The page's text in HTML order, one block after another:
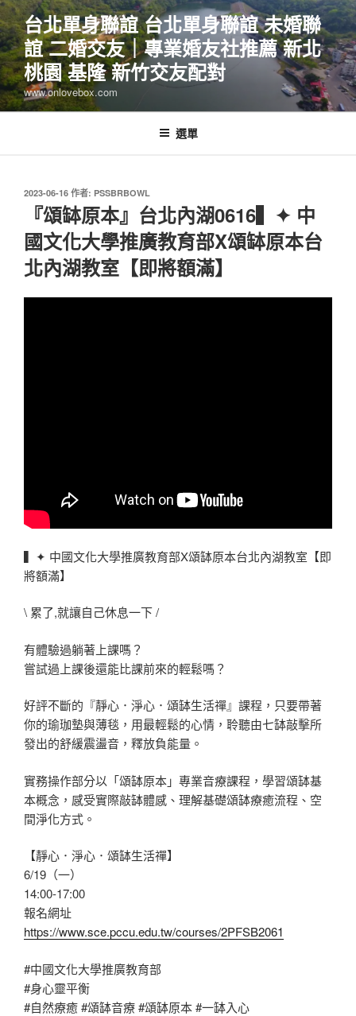
跳
至
主
要
內
容
台北單身聯誼 台北單身聯誼 未婚聯
誼 二婚交友｜專業婚友社推薦 新北
桃園 基隆 新竹交友配對
www.onlovebox.com
選單
發
2023-06-16 作者: PSSBRBOWL
『頌缽原本』台北內湖0616▍✦ 中
國文化大學推廣教育部X頌缽原本台
北內湖教室【即將額滿】
▍✦ 中國文化大學推廣教育部X頌缽原本台北內湖教室【即
將額滿】
\ 累了,就讓自己休息一下 /
有體驗過躺著上課嗎？
嘗試過上課後還能比課前來的輕鬆嗎？
好評不斷的『靜心．淨心．頌缽生活禪』課程，只要帶著
你的瑜珈墊與薄毯，用最輕鬆的心情，聆聽由七缽敲擊所
發出的舒緩震盪音，釋放負能量。
實務操作部分以「頌缽原本」專業音療課程，學習頌缽基
本概念，感受實際敲缽體感、理解基礎頌缽療癒流程、空
間淨化方式。
【靜心．淨心．頌缽生活禪】
6/19（一）
14:00-17:00
報名網址
https://www.sce.pccu.edu.tw/courses/2PFSB2061
#中國文化大學推廣教育部
#身心靈平衡
#自然療癒#頌缽音療#頌缽原本#一缽入心